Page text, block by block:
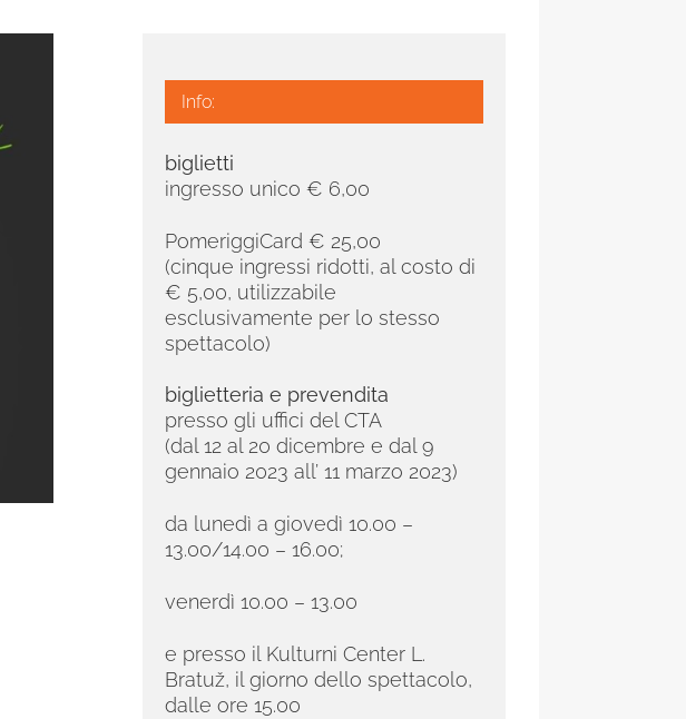
Info:
biglietti
ingresso unico € 6,00
PomeriggiCard € 25,00
(cinque ingressi ridotti, al costo di
€ 5,00, utilizzabile
esclusivamente per lo stesso
spettacolo)
biglietteria e prevendita
presso gli uffici del CTA
(dal 12 al 20 dicembre e dal 9
gennaio 2023 all’ 11 marzo 2023)
da lunedì a giovedì 10.00 –
13.00/14.00 – 16.00;
venerdì 10.00 – 13.00
e presso il Kulturni Center L.
Bratuž, il giorno dello spettacolo,
dalle ore 15.00